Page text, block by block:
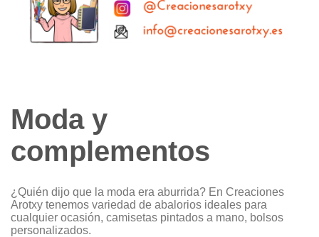
Moda y
complementos
¿Quién dijo que la moda era aburrida? En Creaciones
Arotxy tenemos variedad de abalorios ideales para
cualquier ocasión, camisetas pintados a mano, bolsos
personalizados.